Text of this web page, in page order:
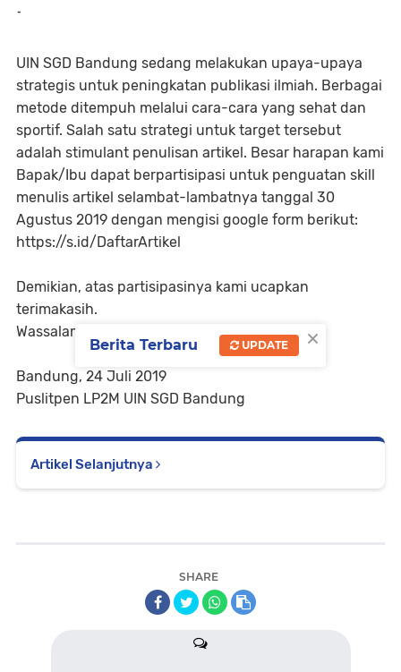
-
UIN SGD Bandung sedang melakukan upaya-upaya
strategis untuk peningkatan publikasi ilmiah. Berbagai
metode ditempuh melalui cara-cara yang sehat dan
sportif. Salah satu strategi untuk target tersebut
adalah stimulant penulisan artikel. Besar harapan kami
Bapak/Ibu dapat berpartisipasi untuk penguatan skill
menulis artikel selambat-lambatnya tanggal 30
Agustus 2019 dengan mengisi google form berikut:
https://s.id/DaftarArtikel
Demikian, atas partisipasinya kami ucapkan
terimakasih.
Wassalamu’alikum, Wr. Wb.
Bandung, 24 Juli 2019
Puslitpen LP2M UIN SGD Bandung
Artikel Selanjutnya
SHARE
×
Berita Terbaru UPDATE